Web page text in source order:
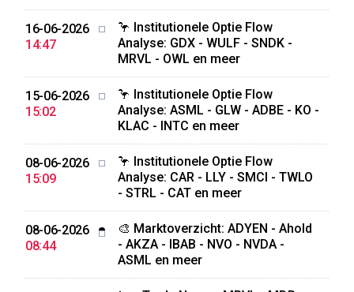
16-06-2026
14:47
🦩 Institutionele Optie Flow
Analyse: GDX - WULF - SNDK -
MRVL - OWL en meer
15-06-2026
15:02
🦩 Institutionele Optie Flow
Analyse: ASML - GLW - ADBE - KO -
KLAC - INTC en meer
08-06-2026
15:09
🦩 Institutionele Optie Flow
Analyse: CAR - LLY - SMCI - TWLO
- STRL - CAT en meer
08-06-2026
08:44
🎨 Marktoverzicht: ADYEN - Ahold
- AKZA - IBAB - NVO - NVDA -
ASML en meer